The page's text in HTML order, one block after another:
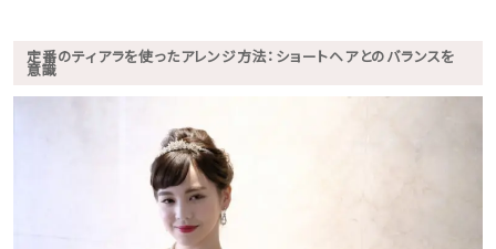
定番のティアラを使ったアレンジ方法：ショートヘアとのバランスを
意識